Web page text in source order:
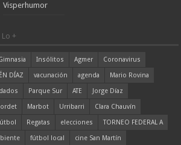
Visperhumor
Lo +
Insólitos Agmer
Coronavirus
DÍAZ vacunación agenda
Mario Rovina
Parque Sur ATE
Jorge Díaz
Marbot Urribarri
Clara Chauvín
Regatas elecciones
TORNEO FEDERAL A
fútbol local cine San Martín